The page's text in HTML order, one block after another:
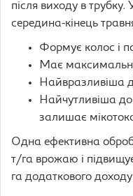
після виходу в трубку.
середина-кінець
Формує колос і
Має
Найвразливіша
Найчутливіша
залишає
Одна ефективна
т/га врожаю і
га додаткового